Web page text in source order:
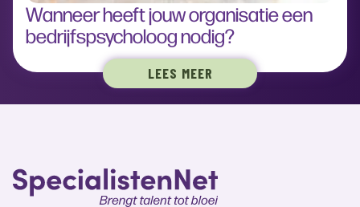
Wanneer heeft jouw organisatie een
bedrijfspsycholoog nodig?
LEES MEER